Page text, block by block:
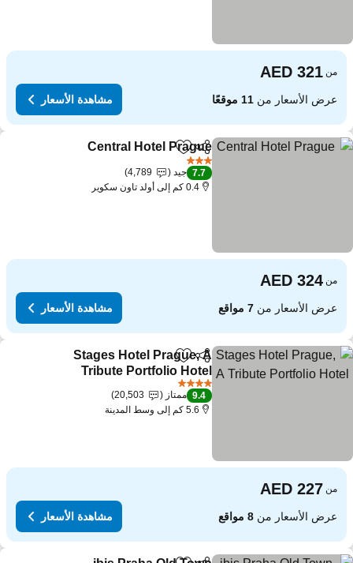
من
عرض الأسعار من11 موقعًا مشاهدة الأسعار
مشاركةAdd to favorites
Central Hotel Prague
7.7 جيد
4,789
0.4 كم إلى أولد تاون سكوير
من
عرض الأسعار من7 مواقع مشاهدة الأسعار
مشاركةAdd to favorites
Stages Hotel Prague, A
Tribute Portfolio Hotel
9.4 ممتاز
20,503
5.6 كم إلى وسط المدينة
من
عرض الأسعار من8 مواقع مشاهدة الأسعار